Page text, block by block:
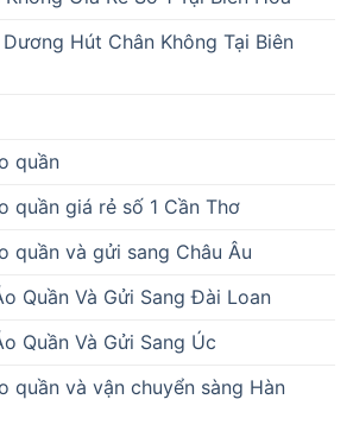
Hút Chân Không Tại Biên
quần
quần giá rẻ số 1 Cần Thơ
quần và gửi sang Châu Âu
Quần Và Gửi Sang Đài Loan
Quần Và Gửi Sang Úc
quần và vận chuyển sàng Hàn